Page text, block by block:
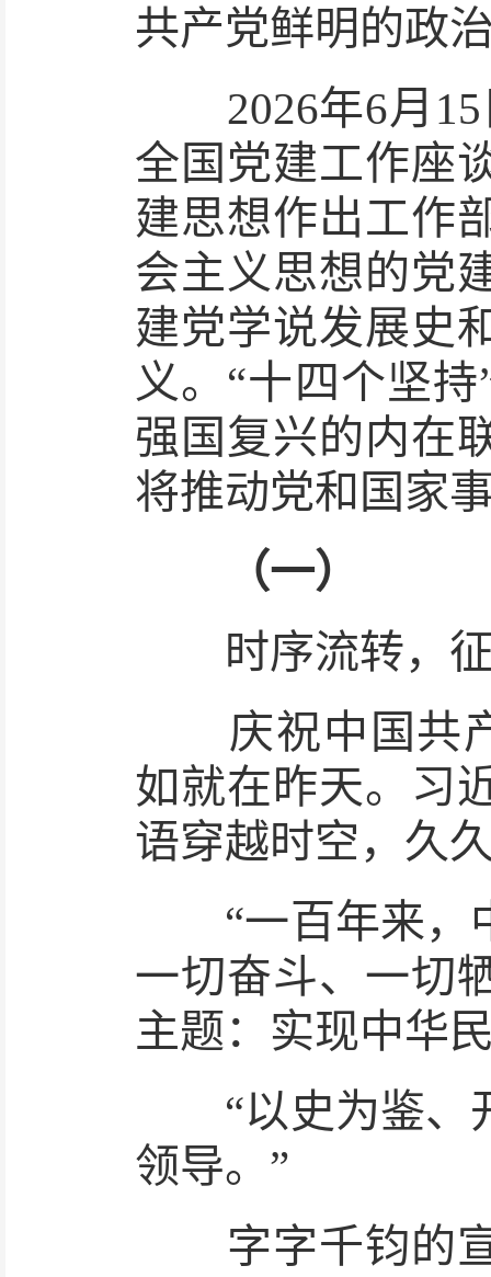
共产党鲜明的政
2026年6月15
全国党建工作座
建思想作出工作
会主义思想的党
建党学说发展史
义。“十四个坚
强国复兴的内在
将推动党和国家
（一）
时序流转，征
庆祝中国共产
如就在昨天。习
语穿越时空，久
“一百年来，中
一切奋斗、一切
主题：实现中华
“以史为鉴、开
领导。”
字字千钧的宣